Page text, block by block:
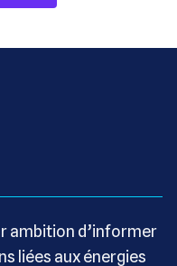
ambition d’informer
liées aux énergies